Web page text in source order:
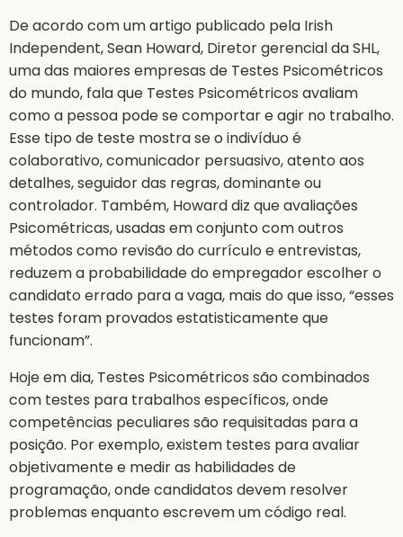
De acordo com um artigo publicado pela Irish
Independent, Sean Howard, Diretor gerencial da SHL,
uma das maiores empresas de Testes Psicométricos
do mundo, fala que Testes Psicométricos avaliam
como a pessoa pode se comportar e agir no trabalho.
Esse tipo de teste mostra se o indivíduo é
colaborativo, comunicador persuasivo, atento aos
detalhes, seguidor das regras, dominante ou
controlador. Também, Howard diz que avaliações
Psicométricas, usadas em conjunto com outros
métodos como revisão do currículo e entrevistas,
reduzem a probabilidade do empregador escolher o
candidato errado para a vaga, mais do que isso, “esses
testes foram provados estatisticamente que
funcionam”.
Hoje em dia, Testes Psicométricos são combinados
com testes para trabalhos específicos, onde
competências peculiares são requisitadas para a
posição. Por exemplo, existem testes para avaliar
objetivamente e medir as habilidades de
programação, onde candidatos devem resolver
problemas enquanto escrevem um código real.